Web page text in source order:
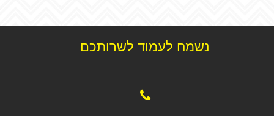
נשמח לעמוד לשרותכם